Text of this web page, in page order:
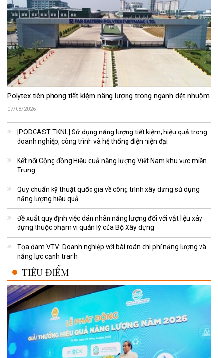
Polytex tiên phong tiết kiệm năng lượng trong ngành dệt nhuộm
07/08/2026
[PODCAST TKNL] Sử dụng năng lượng tiết kiệm, hiệu quả trong
doanh nghiệp, công trình và hệ thống điện hiện đại
Kết nối Cộng đồng Hiệu quả năng lượng Việt Nam khu vực miền
Trung
Quy chuẩn kỹ thuật quốc gia về công trình xây dựng sử dụng
năng lượng hiệu quả
Đề xuất quy định việc dán nhãn năng lượng đối với vật liệu xây
dựng thuộc phạm vi quản lý của Bộ Xây dựng
Tọa đàm VTV: Doanh nghiệp với bài toán chi phí năng lượng và
năng lực cạnh tranh
TIÊU ĐIỂM